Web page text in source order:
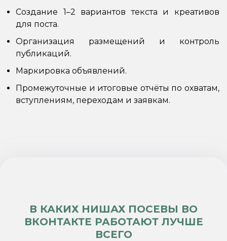
Создание 1–2 вариантов текста и креативов
для поста.
Организация размещений и контроль
публикаций.
Маркировка объявлений.
Промежуточные и итоговые отчёты по охватам,
вступлениям, переходам и заявкам.
В КАКИХ НИШАХ ПОСЕВЫ ВО
ВКОНТАКТЕ РАБОТАЮТ ЛУЧШЕ
ВСЕГО